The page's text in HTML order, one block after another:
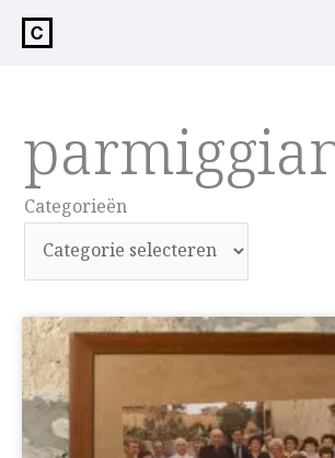
inhoud
Categorieën
Categorieën